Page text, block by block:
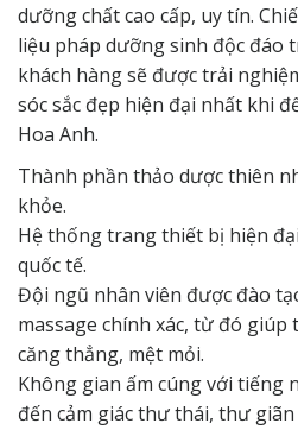
dưỡng chất cao cấp, uy tín.
liệu pháp dưỡng sinh độc đáo
khách hàng sẽ được trải
sóc sắc đẹp hiện đại nhất khi
Hoa Anh.
Thành phần thảo dược thiên
khỏe.
Hệ thống trang thiết bị hiện
quốc tế.
Đội ngũ nhân viên được đào
massage chính xác, từ đó
căng thẳng, mệt mỏi.
Không gian ấm cúng với tiếng
đến cảm giác thư thái, thư